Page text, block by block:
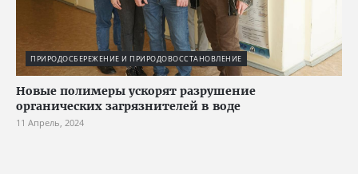
ПРИРОДОСБЕРЕЖЕНИЕ И ПРИРОДОВОССТАНОВЛЕНИЕ
Новые полимеры ускорят разрушение
органических загрязнителей в воде
11 Апрель, 2024